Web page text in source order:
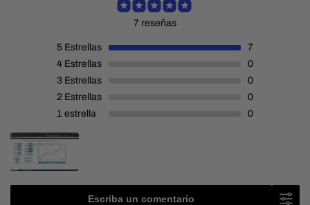
7 reseñas
5 Estrellas
7
4 Estrellas
0
3 Estrellas
0
2 Estrellas
0
1 estrella 0
Escriba un comentario